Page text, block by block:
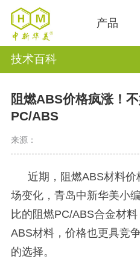
产品
技术百科
阻燃ABS价格疯涨！
PC/ABS
来源：
近期，阻燃ABS材料价
场变化，青岛中新华美小
比的阻燃PC/ABS合金材料
ABS材料，价格也更具竞
的选择。